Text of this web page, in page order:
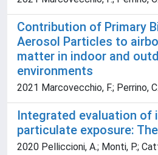
Contribution of Primary
Aerosol Particles to
matter in indoor and
environments
2021 Marcovecchio, F.; Perrino, C.
Integrated evaluation of
particulate exposure:
2020 Pelliccioni, A.; Monti, P.;